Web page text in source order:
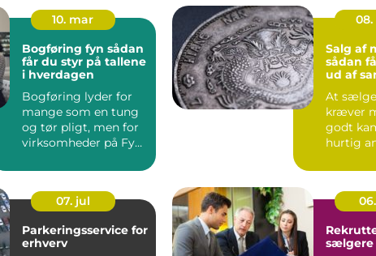
10. mar
Bogføring fyn sådan
får du styr på tallene
i hverdagen
Bogføring lyder for
mange som en tung
og tør pligt, men for
virksomheder på Fyn
væ...
08.
Salg af
sådan
ud af
At
kræver
godt
hurtig
07. jul
Parkeringsservice for
erhverv
sælgere